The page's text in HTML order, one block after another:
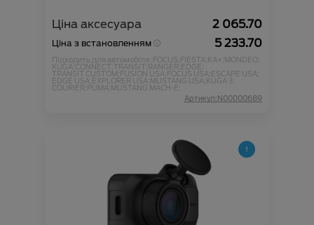
Ціна аксесуара 2 065.70
Ціна з встановленням 5 233.70
Підходить для автомобіля :FOCUS;FIESTA;KA+;MONDEO;
KUGA;CONNECT;TRANSIT;RANGER;EDGE;
TRANSIT CUSTOM;FUSION USA;FOCUS USA;ESCAPE USA;
EDGE USA;EXPLORER USA;MUSTANG USA;KUGA 3;
COURIER;PUMA;MUSTANG MACH-E;
Артикул:N00000689